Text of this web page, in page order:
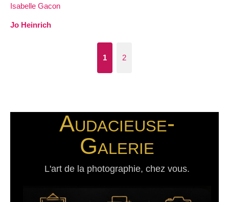
Isabelle Gacon
Jo Heinrich
1 2
Audacieuse-
Galerie
L'art de la photographie, chez vous.